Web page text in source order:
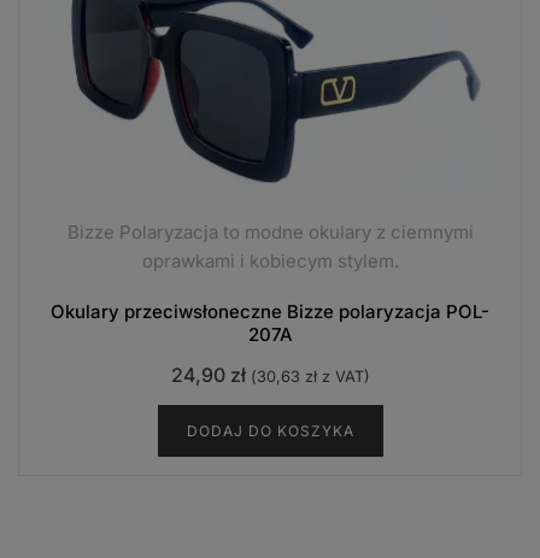
Bizze Polaryzacja to modne okulary z ciemnymi
oprawkami i kobiecym stylem.
Okulary przeciwsłoneczne Bizze polaryzacja POL-
207A
24,90 zł (30,63 złz VAT)
DODAJ DO KOSZYKA